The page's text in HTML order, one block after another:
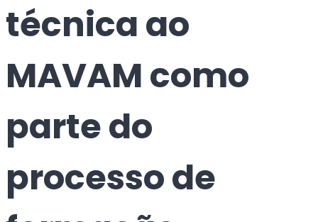
técnica ao
MAVAM como
parte do
processo de